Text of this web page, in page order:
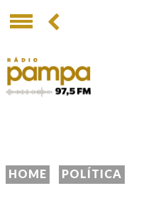
HOME POLÍTICA